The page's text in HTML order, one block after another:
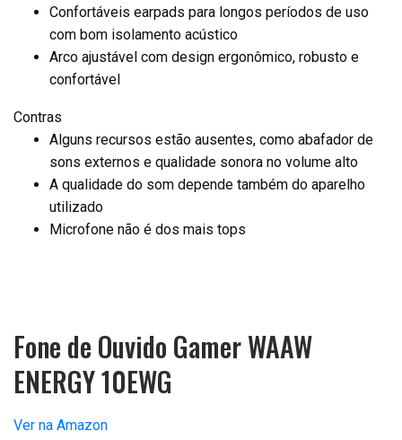
Confortáveis earpads para longos períodos de uso
com bom isolamento acústico
Arco ajustável com design ergonômico, robusto e
confortável
Contras
Alguns recursos estão ausentes, como abafador de
sons externos e qualidade sonora no volume alto
A qualidade do som depende também do aparelho
utilizado
Microfone não é dos mais tops
Fone de Ouvido Gamer WAAW
ENERGY 10EWG
Ver na Amazon